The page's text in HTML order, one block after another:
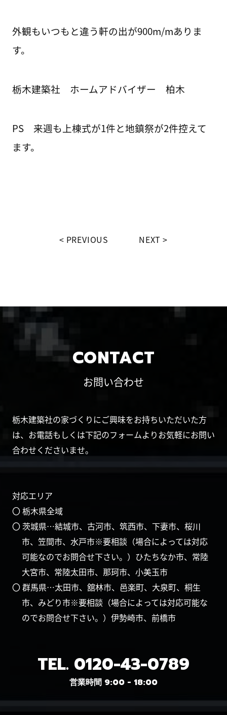
外観もいつもと違う軒の出が900m/mありま
す。
栃木建築社 ホームアドバイザー 柏木
PS 来週も上棟式が1件と地鎮祭が2件控えて
ます。
PREVIOUS NEXT
CONTACT
お問い合わせ
栃木建築社の家づくりにご興味をお持ちいただいた方
は、お電話もしくは下記のフォームよりお気軽にお問い
合わせくださいませ。
対応エリア
〇 栃木県全域
〇 茨城県…結城市、古河市、筑西市、下妻市、桜川
市、笠間市、水戸市※要相談（場合によっては対応
可能なのでお問合せ下さい。）ひたちなか市、常陸
大宮市、常陸太田市、那珂市、小美玉市
〇 群馬県…太田市、舘林市、邑楽町、大泉町、桐生
市、みどり市※要相談（場合によっては対応可能な
のでお問合せ下さい。）伊勢崎市、前橋市
TEL. 0120-43-0789
営業時間 9:00 - 18:00